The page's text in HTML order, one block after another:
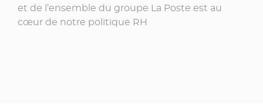
et de l’ensemble du groupe La Poste est au
cœur de notre politique RH